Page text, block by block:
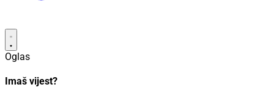
Oglas
Imaš vijest?